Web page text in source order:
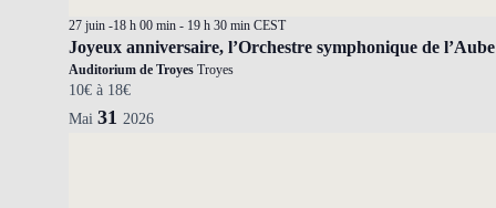
27 juin -18 h 00 min- 19 h 30 min CEST
Joyeux anniversaire, l’Orchestre symphonique de
Auditorium de Troyes Troyes
10€ à 18€
Mai 31 2026